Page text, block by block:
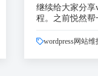
继续给大家分享
程。之前悦然帮
wordpress网站维